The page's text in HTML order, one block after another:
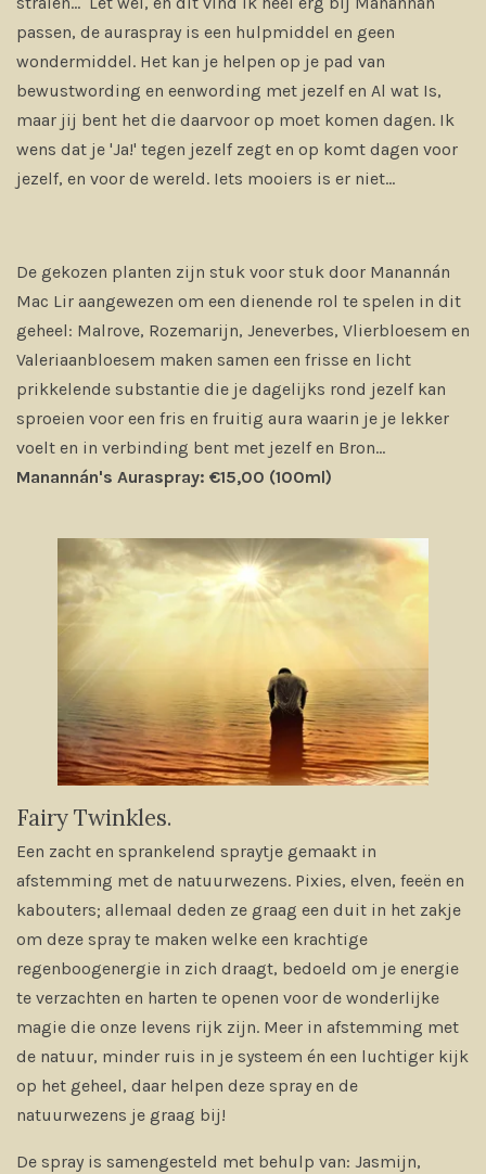
passen, de auraspray is een hulpmiddel en geen
wondermiddel. Het kan je helpen op je pad van
bewustwording en eenwording met jezelf en Al wat Is,
maar jij bent het die daarvoor op moet komen dagen. Ik
wens dat je 'Ja!' tegen jezelf zegt en op komt dagen voor
jezelf, en voor de wereld. Iets mooiers is er niet...
De gekozen planten zijn stuk voor stuk door Manannán
Mac Lir aangewezen om een dienende rol te spelen in dit
geheel: Malrove, Rozemarijn, Jeneverbes, Vlierbloesem en
Valeriaanbloesem maken samen een frisse en licht
prikkelende substantie die je dagelijks rond jezelf kan
sproeien voor een fris en fruitig aura waarin je je lekker
voelt en in verbinding bent met jezelf en Bron...
Manannán's Auraspray: €15,00 (100ml)
Fairy Twinkles.
Een zacht en sprankelend spraytje gemaakt in
afstemming met de natuurwezens. Pixies, elven, feeën en
kabouters; allemaal deden ze graag een duit in het zakje
om deze spray te maken welke een krachtige
regenboogenergie in zich draagt, bedoeld om je energie
te verzachten en harten te openen voor de wonderlijke
magie die onze levens rijk zijn. Meer in afstemming met
de natuur, minder ruis in je systeem én een luchtiger kijk
op het geheel, daar helpen deze spray en de
natuurwezens je graag bij!
De spray is samengesteld met behulp van: Jasmijn,